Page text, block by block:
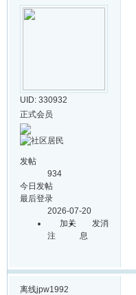
UID: 330932
正式会员
发帖
934
今日发帖
最后登录
2026-07-20
加关
注
发消
息
离线jpw1992